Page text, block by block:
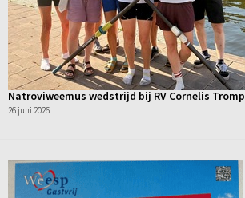
Natroviweemus wedstrijd bij RV Cornelis Tromp
26 juni 2026